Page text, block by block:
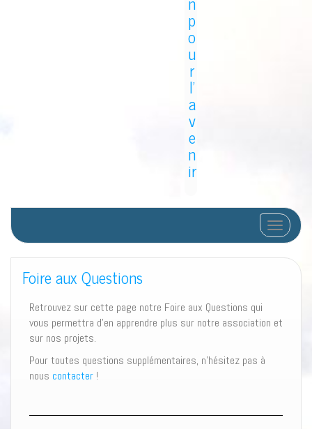
p
o
u
r
l'
a
v
e
n
ir
Afficher/
Foire aux Questions
Retrouvez sur cette page notre Foire aux Questions qui
vous permettra d’en apprendre plus sur notre association et
sur nos projets.
Pour toutes questions supplémentaires, n’hésitez pas à
nous contacter !